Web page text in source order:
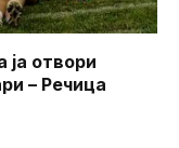
отвори
– Речица